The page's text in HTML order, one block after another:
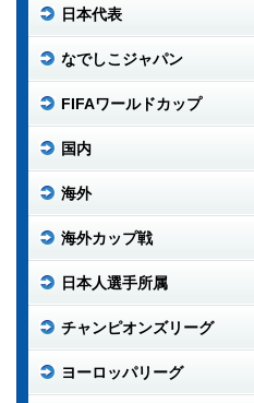
日本代表
なでしこジャパン
FIFAワールドカップ
国内
海外
海外カップ戦
日本人選手所属
チャンピオンズリーグ
ヨーロッパリーグ